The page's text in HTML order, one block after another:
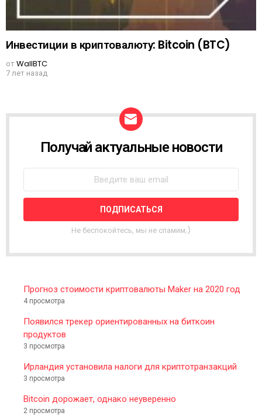
Инвестиции в криптовалюту: Bitcoin (BTC)
отWallBTC
7 лет назад
W
L
T
R
Получай актуальные новости
Не беспокойтесь, мы не спамим;)
Прогноз стоимости криптовалюты Maker на 2020 год
4 просмотра
Появился трекер ориентированных на биткоин
продуктов
3 просмотра
Ирландия установила налоги для криптотранзакций
3 просмотра
Bitcoin дорожает, однако неуверенно
2 просмотра